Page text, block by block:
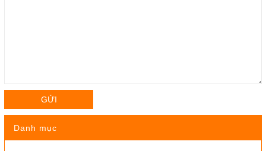
GỬI
Danh mục